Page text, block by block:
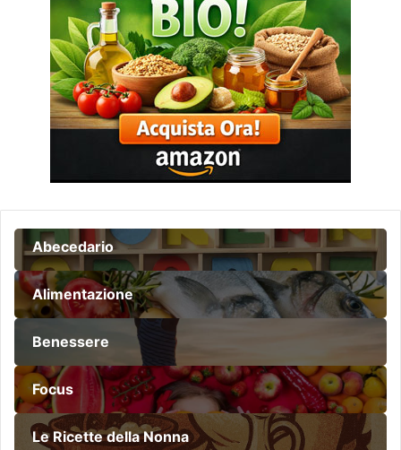
Abecedario
Alimentazione
Benessere
Focus
Le Ricette della Nonna